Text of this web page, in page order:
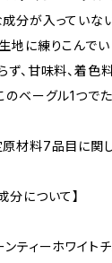
分が入っていな
地に練りこんで
ず、甘味料、着色
のベーグル1つで
材料7品目に関し
分について】
ンティーホワイト